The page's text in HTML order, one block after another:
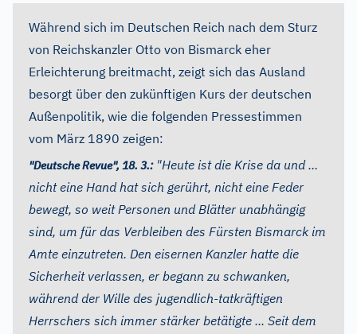
Während sich im Deutschen Reich nach dem Sturz
von Reichskanzler Otto von Bismarck eher
Erleichterung breitmacht, zeigt sich das Ausland
besorgt über den zukünftigen Kurs der deutschen
Außenpolitik, wie die folgenden Pressestimmen
vom März 1890 zeigen:
"Deutsche Revue", 18. 3.:"Heute ist die Krise da und ...
nicht eine Hand hat sich gerührt, nicht eine Feder
bewegt, so weit Personen und Blätter unabhängig
sind, um für das Verbleiben des Fürsten Bismarck im
Amte einzutreten. Den eisernen Kanzler hatte die
Sicherheit verlassen, er begann zu schwanken,
während der Wille des jugendlich-tatkräftigen
Herrschers sich immer stärker betätigte ... Seit dem